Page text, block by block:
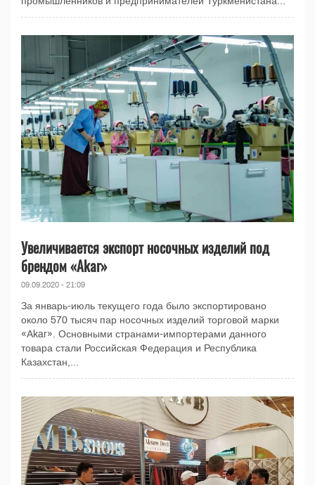
Увеличивается экспорт носочных изделий под
брендом «Akar»
09.09.2020 - 21:09
За январь-июль текущего года было экспортировано
около 570 тысяч пар носочных изделий торговой марки
«Akar». Основными странами-импортерами данного
товара стали Российская Федерация и Республика
Казахстан,...